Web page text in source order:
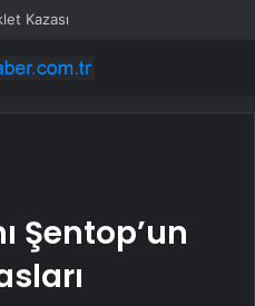
Kazası
Şentop’un